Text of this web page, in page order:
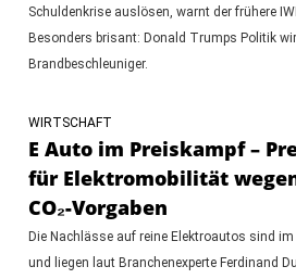
Schuldenkrise auslösen, warnt der frühere
Besonders brisant: Donald Trumps Politik
Brandbeschleuniger.
WIRTSCHAFT
E Auto im Preiskampf –
für Elektromobilität
CO₂-Vorgaben
Die Nachlässe auf reine Elektroautos sind
und liegen laut Branchenexperte Ferdinand